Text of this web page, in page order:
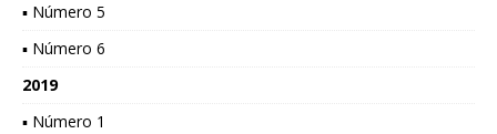
▪ Número 5
▪ Número 6
2019
▪ Número 1